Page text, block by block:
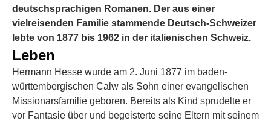
deutschsprachigen Romanen. Der aus einer
vielreisenden Familie stammende Deutsch-Schweizer
lebte von 1877 bis 1962 in der italienischen Schweiz.
Leben
Hermann Hesse wurde am 2. Juni 1877 im baden-
württembergischen Calw als Sohn einer evangelischen
Missionarsfamilie geboren. Bereits als Kind sprudelte er
vor Fantasie über und begeisterte seine Eltern mit seinem